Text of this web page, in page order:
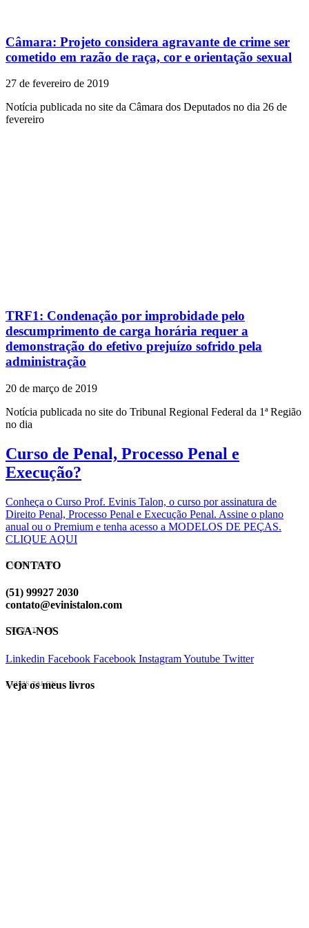
Câmara: Projeto considera agravante de crime ser
cometido em razão de raça, cor e orientação sexual
27 de fevereiro de 2019
Notícia publicada no site da Câmara dos Deputados no dia 26 de
fevereiro
TRF1: Condenação por improbidade pelo
descumprimento de carga horária requer a
demonstração do efetivo prejuízo sofrido pela
administração
20 de março de 2019
Notícia publicada no site do Tribunal Regional Federal da 1ª Região
no dia
Curso de Penal, Processo Penal e
Execução?
Conheça o Curso Prof. Evinis Talon, o curso por assinatura de
Direito Penal, Processo Penal e Execução Penal. Assine o plano
anual ou o Premium e tenha acesso a MODELOS DE PEÇAS.
CLIQUE AQUI
EVINIS TALON
CONTATO
(51) 99927 2030
contato@evinistalon.com
EVINIS TALON
SIGA-NOS
Linkedin Facebook Facebook InstagramYoutube Twitter
EVINIS TALON
Veja os meus livros